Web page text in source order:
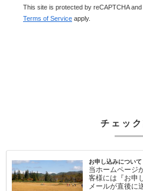
This site is protected by reCAPTCHA
Terms of Service apply.
チェッ
お申し込みについて
当ホームページ
客様には『お申
メールが直後に